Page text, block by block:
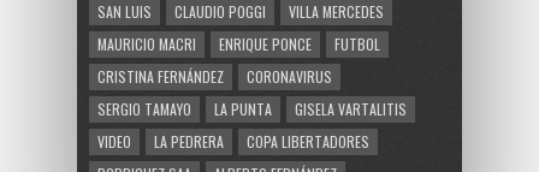
SAN LUIS
CLAUDIO POGGI
VILLA MERCEDES
MAURICIO MACRI
ENRIQUE PONCE
FUTBOL
CRISTINA FERNÁNDEZ
CORONAVIRUS
SERGIO TAMAYO
LA PUNTA
GISELA VARTALITIS
VIDEO
LA PEDRERA
COPA LIBERTADORES